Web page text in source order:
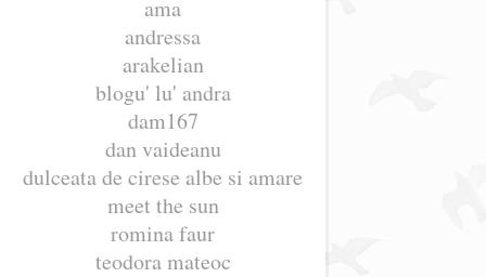
ama
andressa
arakelian
blogu' lu' andra
dam167
dan vaideanu
dulceata de cirese albe si amare
meet the sun
romina faur
teodora mateoc